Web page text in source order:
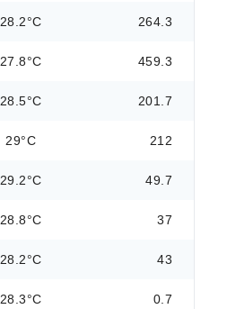
28.2°C 264.3
27.8°C 459.3
28.5°C 201.7
29°C 212
29.2°C 49.7
28.8°C 37
28.2°C 43
28.3°C 0.7